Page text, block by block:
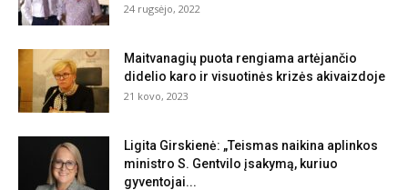
24 rugsėjo, 2022
Maitvanagių puota rengiama artėjančio
didelio karo ir visuotinės krizės akivaizdoje
21 kovo, 2023
Ligita Girskienė: „Teismas naikina aplinkos
ministro S. Gentvilo įsakymą, kuriuo
gyventojai...